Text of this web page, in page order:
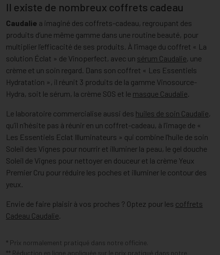
Il existe de nombreux coffrets cadeau
Caudalie a imaginé des coffrets-cadeau, regroupant des
produits d’une même gamme dans une routine beauté, pour
multiplier l’efficacité de ses produits. À l’image du coffret « La
solution Éclat » de Vinoperfect, avec un sérum Caudalie, une
crème et un soin regard. Dans son coffret « Les Essentiels
Hydratation », il réunit 3 produits de la gamme Vinosource-
Hydra, soit le sérum, la crème SOS et le masque Caudalie.
Le laboratoire commercialise aussi des huiles de soin Caudalie,
qu’il n’hésite pas à réunir en un coffret-cadeau, à l’image de «
Les Essentiels Eclat Illuminateurs » qui combine l’huile de soin
Soleil des Vignes pour nourrir et illuminer la peau, le gel douche
Soleil de Vignes pour nettoyer en douceur et la crème Yeux
Premier Cru pour réduire les poches et illuminer le contour des
yeux.
Envie de faire plaisir à vos proches ? Optez pour les coffrets
Cadeau Caudalie.
* Prix normalement pratiqué dans notre officine.
** Réduction en ligne appliquée sur le prix pratiqué dans notre